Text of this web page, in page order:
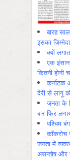
बारह
इसका
क्यों
एक
कितनी होनी
कर्नाटक
देरी से लागू
जनता के
बार फिर
पश्चिम
कॉकरोच
जनता में
असन्‍तोष और